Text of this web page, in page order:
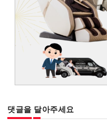
댓글을 달아주세요